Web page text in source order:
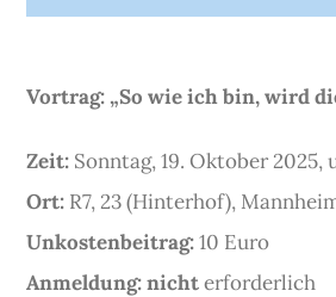
Vortrag: „So wie ich bin, wird
Zeit: Sonntag, 19. Oktober 2025,
Ort: R7, 23 (Hinterhof),
Unkostenbeitrag:10 Euro
Anmeldung:nichterforderlich